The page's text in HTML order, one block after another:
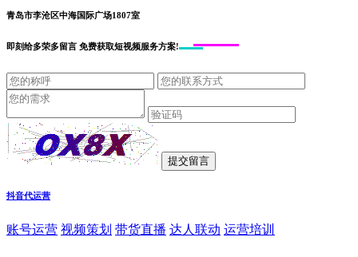
青岛市李沧区中海国际广场1807室
即刻给多荣多留言 免费获取短视频服务方案!
抖音代运营
账号运营 视频策划 带货直播 达人联动 运营培训